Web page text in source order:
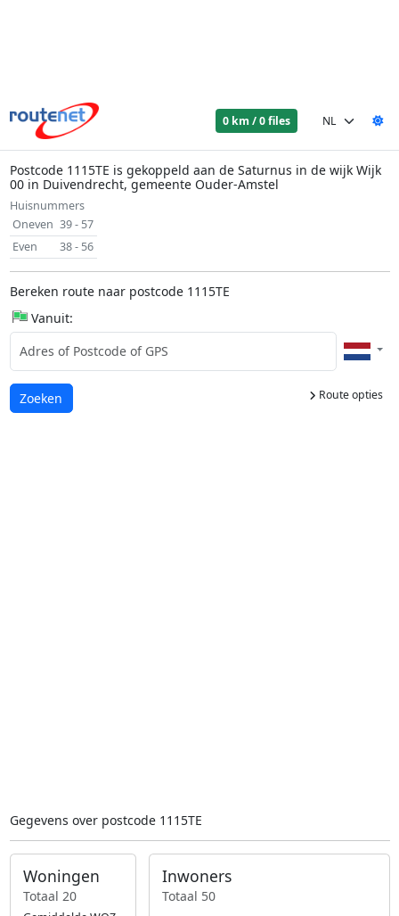
0 km / 0 files
Postcode 1115TE is gekoppeld aan de Saturnus in de wijk Wijk
00 in Duivendrecht, gemeente Ouder-Amstel
Huisnummers
Oneven 39 - 57
Even
38 - 56
Bereken route naar postcode 1115TE
Vanuit:
Route opties
Laden...
Zoeken
Gegevens over postcode 1115TE
Woningen
Totaal 20
Inwoners
Totaal 50